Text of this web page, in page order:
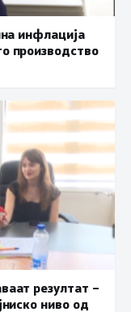
инфлација
производство
резултат –
ниво од